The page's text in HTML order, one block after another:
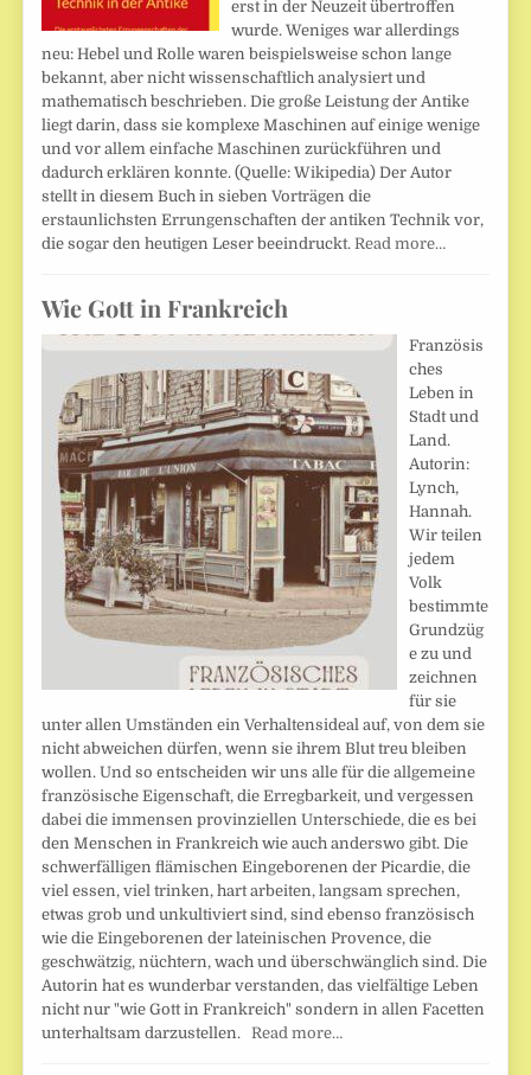
erst in der Neuzeit übertroffen
wurde. Weniges war allerdings
neu: Hebel und Rolle waren beispielsweise schon lange
bekannt, aber nicht wissenschaftlich analysiert und
mathematisch beschrieben. Die große Leistung der Antike
liegt darin, dass sie komplexe Maschinen auf einige wenige
und vor allem einfache Maschinen zurückführen und
dadurch erklären konnte. (Quelle: Wikipedia) Der Autor
stellt in diesem Buch in sieben Vorträgen die
erstaunlichsten Errungenschaften der antiken Technik vor,
die sogar den heutigen Leser beeindruckt.Read more…
Wie Gott in Frankreich
Französis
ches
Leben in
Stadt und
Land.
Autorin:
Lynch,
Hannah.
Wir teilen
jedem
Volk
bestimmte
Grundzüg
e zu und
zeichnen
für sie
unter allen Umständen ein Verhaltensideal auf, von dem sie
nicht abweichen dürfen, wenn sie ihrem Blut treu bleiben
wollen. Und so entscheiden wir uns alle für die allgemeine
französische Eigenschaft, die Erregbarkeit, und vergessen
dabei die immensen provinziellen Unterschiede, die es bei
den Menschen in Frankreich wie auch anderswo gibt. Die
schwerfälligen flämischen Eingeborenen der Picardie, die
viel essen, viel trinken, hart arbeiten, langsam sprechen,
etwas grob und unkultiviert sind, sind ebenso französisch
wie die Eingeborenen der lateinischen Provence, die
geschwätzig, nüchtern, wach und überschwänglich sind. Die
Autorin hat es wunderbar verstanden, das vielfältige Leben
nicht nur "wie Gott in Frankreich" sondern in allen Facetten
unterhaltsam darzustellen.Read more…